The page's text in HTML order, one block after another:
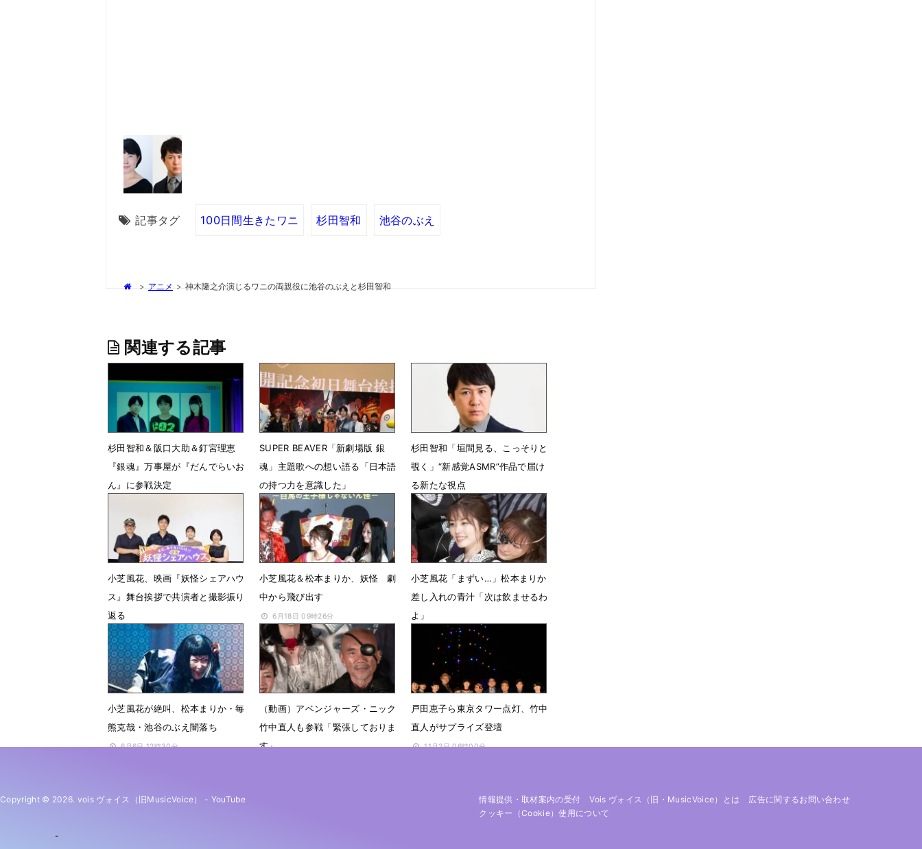
記事タグ 100日間生きたワニ 杉田智和 池谷のぶえ
> アニメ > 神木隆之介演じるワニの両親役に池谷のぶえと杉田智和
関連する記事
杉田智和＆阪口大助＆釘宮理恵
『銀魂』万事屋が『だんでらいお
ん』に参戦決定
SUPER BEAVER「新劇場版 銀
魂」主題歌への想い語る「日本語
の持つ力を意識した」
2月13日 13時50分
杉田智和「垣間見る、こっそりと
覗く」“新感覚ASMR”作品で届け
る新たな視点
11月7日 18時00分
小芝風花、映画『妖怪シェアハウ
ス』舞台挨拶で共演者と撮影振り
返る
7月6日 18時50分
小芝風花＆松本まりか、妖怪 劇
中から飛び出す
6月18日 09時26分
小芝風花「まずい…」松本まりか
差し入れの青汁「次は飲ませるわ
よ」
6月8日 11時30分
小芝風花が絶叫、松本まりか・毎
熊克哉・池谷のぶえ闇落ち
6月6日 12時30分
（動画）アベンジャーズ・ニック
竹中直人も参戦「緊張しておりま
す」
戸田恵子ら東京タワー点灯、竹中
直人がサプライズ登壇
11月2日 06時00分
Copyright © 2026. vois ヴォイス（旧MusicVoice） - YouTube 情報提供・取材案内の受付 Vois ヴォイス（旧・MusicVoice）とは
広告に関するお問い合わせ
クッキー（cookie）使用について
-